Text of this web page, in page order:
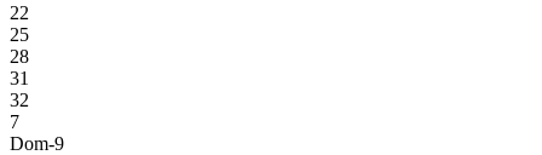
22
25
28
31
32
7
Dom-9